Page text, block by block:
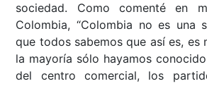
sociedad. Como comenté en
Colombia, “Colombia no es
que todos sabemos que así es, es
la mayoría sólo hayamos
del centro comercial, los